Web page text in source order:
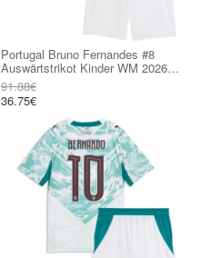
Portugal Bruno Fernandes #8
Auswärtstrikot Kinder WM 2026
Kurzarm (+ kurze hosen)
91.88€
36.75€